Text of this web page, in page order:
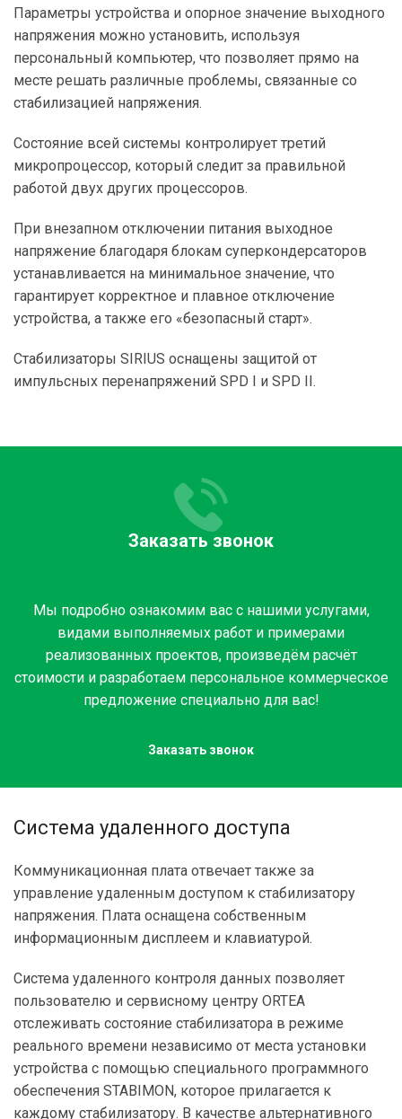
Параметры устройства и опорное значение выходного
напряжения можно установить, используя
персональный компьютер, что позволяет прямо на
месте решать различные проблемы, связанные со
стабилизацией напряжения.
Состояние всей системы контролирует третий
микропроцессор, который следит за правильной
работой двух других процессоров.
При внезапном отключении питания выходное
напряжение благодаря блокам суперкондерсаторов
устанавливается на минимальное значение, что
гарантирует корректное и плавное отключение
устройства, а также его «безопасный старт».
Стабилизаторы SIRIUS оснащены защитой от
импульсных перенапряжений SPD I и SPD II.
Заказать звонок
Мы подробно ознакомим вас с нашими услугами,
видами выполняемых работ и примерами
реализованных проектов, произведём расчёт
стоимости и разработаем персональное коммерческое
предложение специально для вас!
Заказать звонок
Система удаленного доступа
Коммуникационная плата отвечает также за
управление удаленным доступом к стабилизатору
напряжения. Плата оснащена собственным
информационным дисплеем и клавиатурой.
Система удаленного контроля данных позволяет
пользователю и сервисному центру ORTEA
отслеживать состояние стабилизатора в режиме
реального времени независимо от места установки
устройства с помощью специального программного
обеспечения STABIMON, которое прилагается к
каждому стабилизатору. В качестве альтернативного